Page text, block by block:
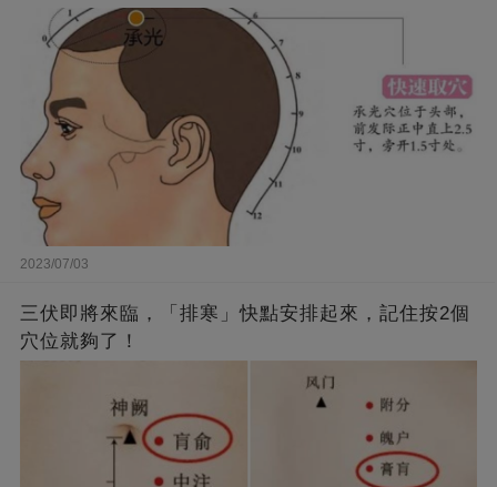
2023/07/03
三伏即將來臨，「排寒」快點安排起來，記住按2個
穴位就夠了！